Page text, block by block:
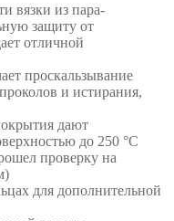
вязки из пара-
защиту от
отличной
проскальзывание
и истирания,
дают
до 250 °С
проверку на
для дополнительной